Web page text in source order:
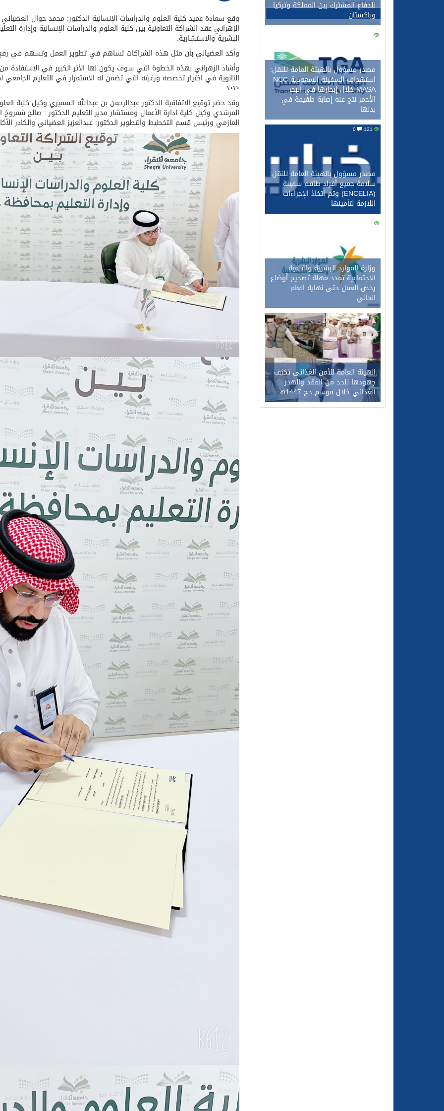
للدفاع المشترك بين المملكة وتركيا
وباكستان
134
مصدر مسؤول بالهيئة العامة للنقل:
استهداف السفينة السعودية NCC
MASA خلال إبحارها في البحر
الأحمر نتج عنه إصابة طفيفة في
بدنها
مصدر مسؤول بالهيئة العامة للنقل:
سلامة جميع أفراد طاقم سفينة
(ENCELIA) وتم اتخاذ الإجراءات
اللازمة لتأمينها
108
وزارة الموارد البشرية والتنمية
الاجتماعية تمدد مهلة تصحيح أوضاع
رخص العمل حتى نهاية العام
الحالي
87
0
الهيئة العامة للأمن الغذائي تكثف
جهودها للحد من الفقد والهدر
الغذائي خلال موسم حج 1447هـ
وقع سعادة عميد كلية العلوم والدراسات الإنسانية الدكتور: محمد حوال
الزهراني عقد الشراكة التعاونية بين كلية العلوم والدراسات الإنسانية وإدارة
البشرية والاستشارية.
وأكد العضياني بأن مثل هذه الشراكات تساهم في تطوير العمل وتسهم في رفع
وأشاد الزهراني بهذه الخطوة التي سوف يكون لها الأثر الكبير في الاستفادة
الثانوية في اختيار تخصصه ورغبته التي تضمن له الاستمرار في التعليم
٢٠٣٠..
وقد حضر توقيع الاتفاقية الدكتور عبدالرحمن بن عبدالله السميري وكيل كلية
المرشدي وكيل كلية ادارة الأعمال ومستشار مدير التعليم الدكتور : صالح
العازمي ورئيس قسم التخطيط والتطوير الدكتور: عبدالعزيز العضياني والكادر